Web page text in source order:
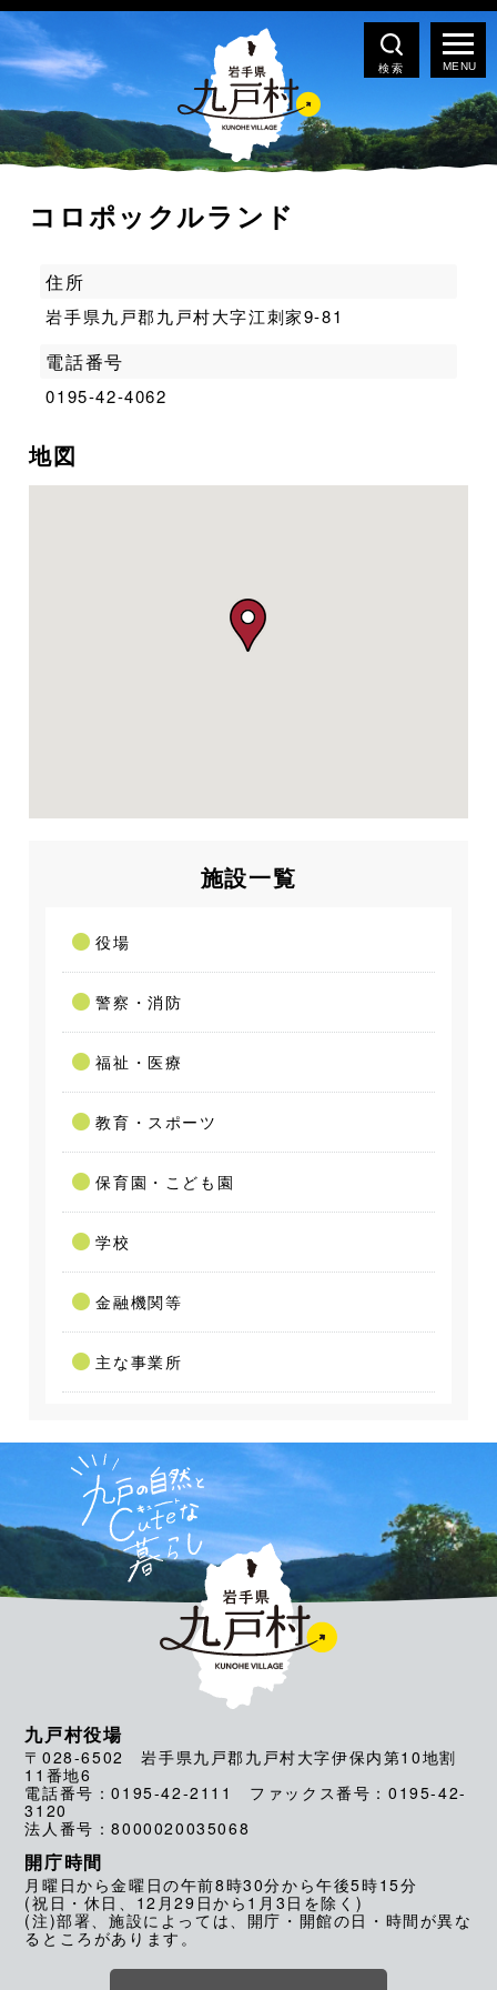
検索
コロポックルランド
住所
岩手県九戸郡九戸村大字江刺家9-81
電話番号
0195-42-4062
地図
施設一覧
役場
警察・消防
福祉・医療
教育・スポーツ
保育園・こども園
学校
金融機関等
主な事業所
九戸村役場
〒028-6502 岩手県九戸郡九戸村大字伊保内第10地割
11番地6
電話番号：0195-42-2111 ファックス番号：0195-42-
3120
法人番号：8000020035068
開庁時間
月曜日から金曜日の午前8時30分から午後5時15分
(祝日・休日、12月29日から1月3日を除く)
(注)部署、施設によっては、開庁・開館の日・時間が異な
るところがあります。